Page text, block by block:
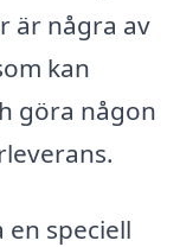
är några av
kan
göra någon
speciell